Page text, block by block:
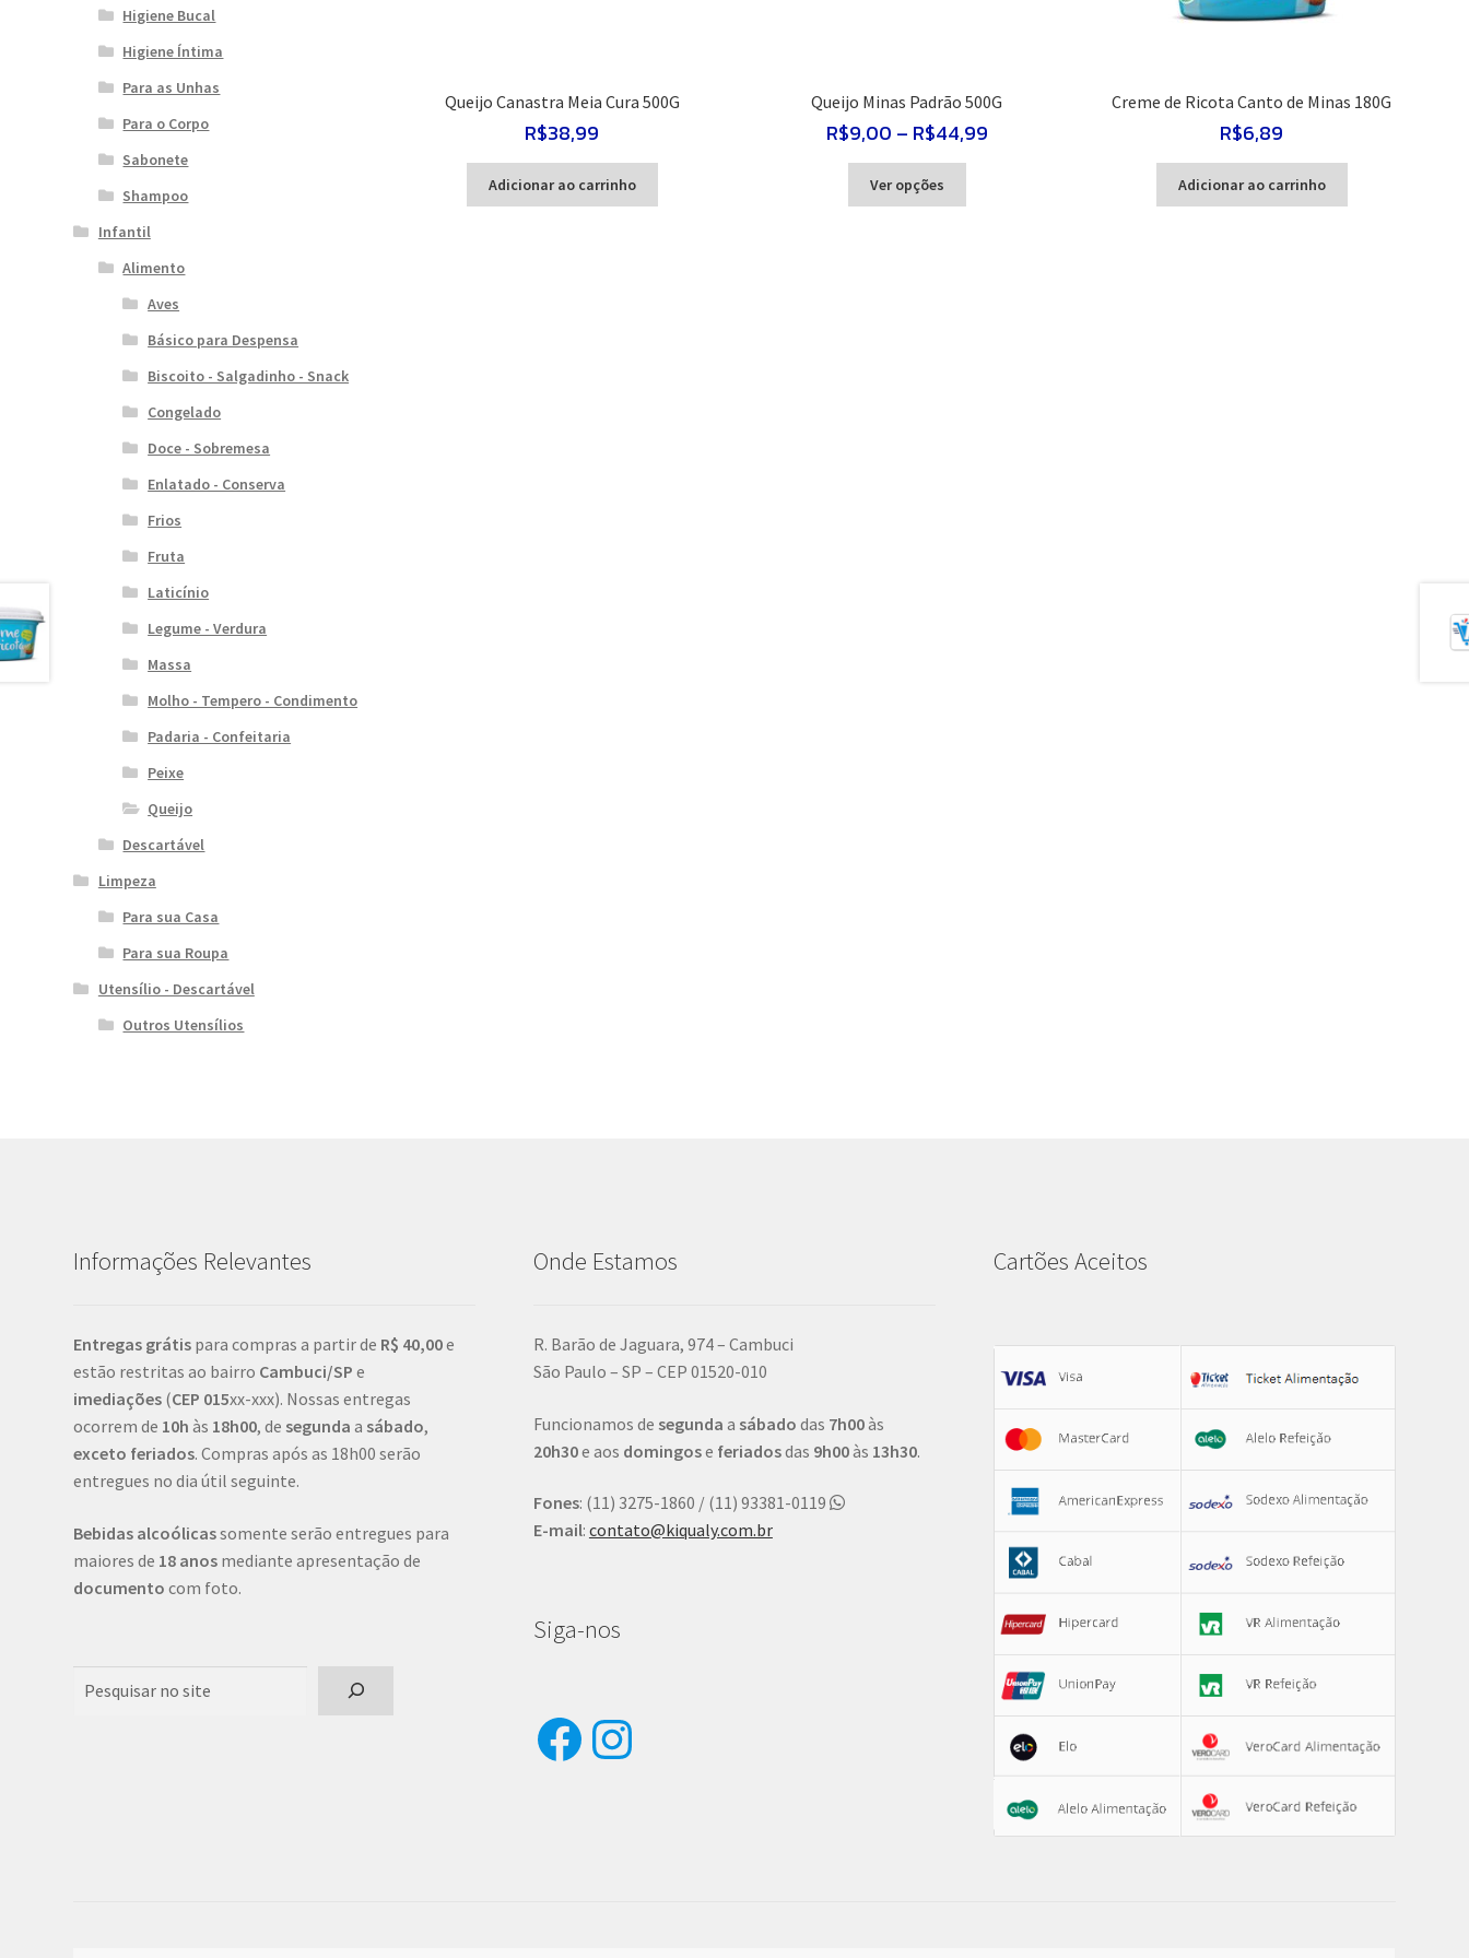
Queijo Canastra Meia Cura 500G
R$38,99
Adicionar ao carrinho
Queijo Minas Padrão 500G
R$9,00 – R$44,99Faixa
Ver opções
Creme de Ricota Canto de Minas 180G
R$6,89
Adicionar ao carrinho
Higiene Bucal
Higiene Íntima
Para as Unhas
Para o Corpo
Sabonete
Shampoo
Infantil
Alimento
Aves
Básico para Despensa
Biscoito - Salgadinho - Snack
Congelado
Doce - Sobremesa
Enlatado - Conserva
Frios
Fruta
Laticínio
Legume - Verdura
Massa
Molho - Tempero - Condimento
Padaria - Confeitaria
Peixe
Queijo
Descartável
Limpeza
Para sua Casa
Para sua Roupa
Utensílio - Descartável
Outros Utensílios
Informações Relevantes
Entregas grátis para compras a partir de R$ 40,00e
estão restritas ao bairro Cambuci/SP e
imediações (CEP 015xx-xxx). Nossas entregas
ocorrem de 10h às 18h00, de segunda a sábado,
exceto feriados. Compras após as 18h00 serão
entregues no dia útil seguinte.
Bebidas alcoólicassomente serão entregues para
maiores de 18 anos mediante apresentação de
documento com foto.
Onde Estamos
R. Barão de Jaguara, 974 – Cambuci
São Paulo – SP – CEP 01520-010
Funcionamos de segunda a sábado das 7h00às
20h30e aos domingose feriadosdas 9h00às 13h30.
Fones: (11) 3275-1860 / (11) 93381-0119
E-mail: contato@kiqualy.com.br
Siga-nos
Facebook
Instagram
Cartões Aceitos